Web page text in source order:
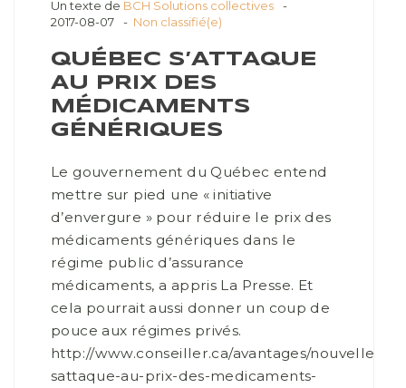
Un texte de BCH Solutions collectives
2017-08-07
Non classifié(e)
QUÉBEC S’ATTAQUE
AU PRIX DES
MÉDICAMENTS
GÉNÉRIQUES
Le gouvernement du Québec entend
mettre sur pied une « initiative
d’envergure » pour réduire le prix des
médicaments génériques dans le
régime public d’assurance
médicaments, a appris La Presse. Et
cela pourrait aussi donner un coup de
pouce aux régimes privés.
http://www.conseiller.ca/avantages/nouvelles/
sattaque-au-prix-des-medicaments-